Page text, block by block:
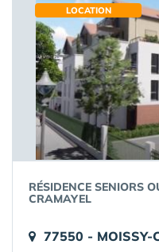
LOCATION
RÉSIDENCE SENIORS
CRAMAYEL
77550 - MOISSY-